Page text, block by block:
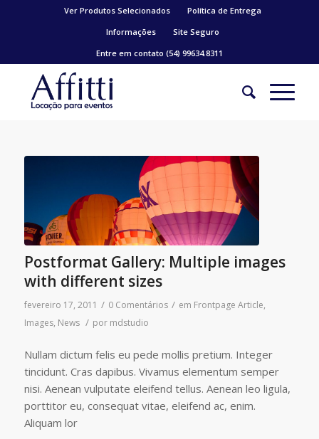
Ver Produtos Selecionados
Política de Entrega
Informações
Site Seguro
Entre em contato (54) 99634.8311
Postformat Gallery: Multiple images
with different sizes
fevereiro 17, 2011 / 0 Comentários / em Frontpage Article,
Images, News / por mdstudio
Nullam dictum felis eu pede mollis pretium. Integer
tincidunt. Cras dapibus. Vivamus elementum semper
nisi. Aenean vulputate eleifend tellus. Aenean leo ligula,
porttitor eu, consequat vitae, eleifend ac, enim.
Aliquam lor